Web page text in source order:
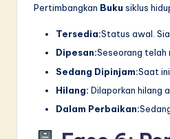
Pertimbangkan Buku siklus
Tersedia:Status awal.
Dipesan:Seseorang telah
Sedang Dipinjam:Saat
Hilang: Dilaporkan hilang
Dalam Perbaikan: